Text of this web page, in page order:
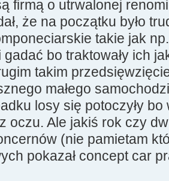
firmą o utrwalonej
że na początku było
takie jak
gadać bo traktowały ich
takim
małego
losy się potoczyły
oczu. Ale jakiś rok czy
(nie pamietam
pokazał concept car